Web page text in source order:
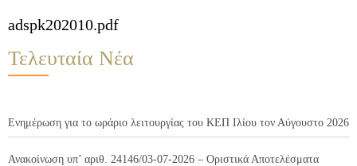
adspk202010.pdf
Τελευταία Νέα
Ενημέρωση για το ωράριο λειτουργίας του ΚΕΠ Ιλίου τον Αύγουστο 2026
Ανακοίνωση υπ’ αριθ. 24146/03-07-2026 – Οριστικά Αποτελέσματα